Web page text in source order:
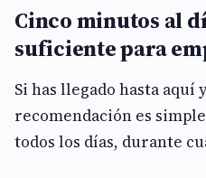
Cinco minutos al
suficiente para
Si has llegado hasta aquí
recomendación es
todos los días, durante